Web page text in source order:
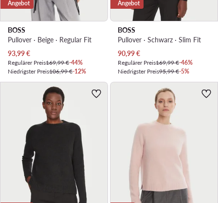
Angebot
BOSS
Pullover · Beige · Regular Fit
Aktueller Preis
93,99€
Regulärer Preis169,99 €-44%
Niedrigster Preis106,99 €-12%
Angebot
BOSS
Pullover · Schwarz · Slim Fit
Aktueller Preis
90,99€
Regulärer Preis169,99 €-46%
Niedrigster Preis95,99 €-5%